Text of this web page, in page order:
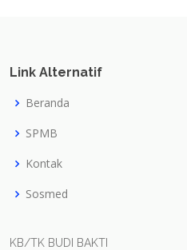
Link Alternatif
Beranda
SPMB
Kontak
Sosmed
KB/TK BUDI BAKTI